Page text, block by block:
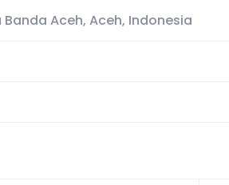
Banda Aceh, Aceh, Indonesia